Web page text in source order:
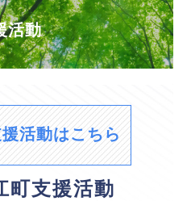
活動
活動はこちら
町支援活動